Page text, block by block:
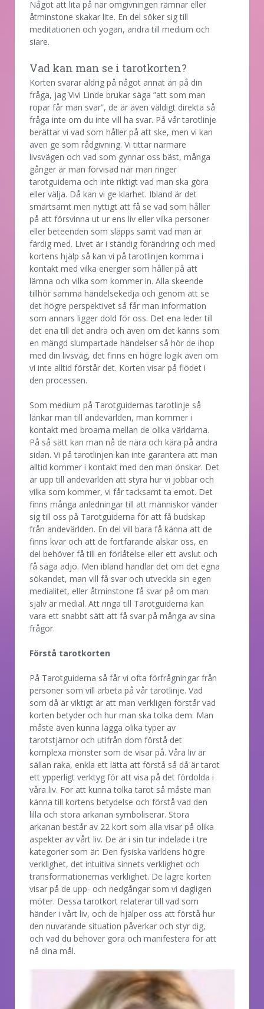
Något att lita på när omgivningen rämnar eller
åtminstone skakar lite. En del söker sig till
meditationen och yogan, andra till medium och
siare.
Vad kan man se i tarotkorten?
Korten svarar aldrig på något annat än på din
fråga, jag Vivi Linde brukar säga ”att som man
ropar får man svar”, de är även väldigt direkta så
fråga inte om du inte vill ha svar. På vår tarotlinje
berättar vi vad som håller på att ske, men vi kan
även ge som rådgivning. Vi tittar närmare
livsvägen och vad som gynnar oss bäst, många
gånger är man förvisad när man ringer
tarotguiderna och inte riktigt vad man ska göra
eller välja. Då kan vi ge klarhet. Ibland är det
smärtsamt men nyttigt att få se vad som håller
på att försvinna ut ur ens liv eller vilka personer
eller beteenden som släpps samt vad man är
färdig med. Livet är i ständig förändring och med
kortens hjälp så kan vi på tarotlinjen komma i
kontakt med vilka energier som håller på att
lämna och vilka som kommer in. Alla skeende
tillhör samma händelsekedja och genom att se
det högre perspektivet så får man information
som annars ligger dold för oss. Det ena leder till
det ena till det andra och även om det känns som
en mängd slumpartade händelser så hör de ihop
med din livsväg, det finns en högre logik även om
vi inte alltid förstår det. Korten visar på flödet i
den processen.
Som medium på Tarotguidernas tarotlinje så
länkar man till andevärlden, man kommer i
kontakt med broarna mellan de olika världarna.
På så sätt kan man nå de nära och kära på andra
sidan. Vi på tarotlinjen kan inte garantera att man
alltid kommer i kontakt med den man önskar. Det
är upp till andevärlden att styra hur vi jobbar och
vilka som kommer, vi får tacksamt ta emot. Det
finns många anledningar till att människor vänder
sig till oss på Tarotguiderna för att få budskap
från andevärlden. En del vill bara få känna att de
finns kvar och att de fortfarande älskar oss, en
del behöver få till en förlåtelse eller ett avslut och
få säga adjö. Men ibland handlar det om det egna
sökandet, man vill få svar och utveckla sin egen
medialitet, eller åtminstone få svar på om man
själv är medial. Att ringa till Tarotguiderna kan
vara ett snabbt sätt att få svar på många av sina
frågor.
Förstå tarotkorten
På Tarotguiderna så får vi ofta förfrågningar från
personer som vill arbeta på vår tarotlinje. Vad
som då är viktigt är att man verkligen förstår vad
korten betyder och hur man ska tolka dem. Man
måste även kunna lägga olika typer av
tarotstjärnor och utifrån dom förstå det
komplexa mönster som de visar på. Våra liv är
sällan raka, enkla ett lätta att förstå så då är tarot
ett ypperligt verktyg för att visa på det fördolda i
våra liv. För att kunna tolka tarot så måste man
känna till kortens betydelse och förstå vad den
lilla och stora arkanan symboliserar. Stora
arkanan består av 22 kort som alla visar på olika
aspekter av vårt liv. De är i sin tur indelade i tre
kategorier som är: Den fysiska världens högre
verklighet, det intuitiva sinnets verklighet och
transformationernas verklighet. De lägre korten
visar på de upp- och nedgångar som vi dagligen
möter. Dessa tarotkort relaterar till vad som
händer i vårt liv, och de hjälper oss att förstå hur
den nuvarande situation påverkar och styr dig,
och vad du behöver göra och manifestera för att
nå dina mål.